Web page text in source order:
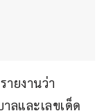
ยงานว่า
ลและเลขเด็ด